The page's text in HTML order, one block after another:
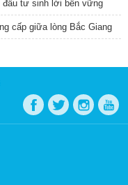
đầu tư sinh lời bền vững
cấp giữa lòng Bắc Giang